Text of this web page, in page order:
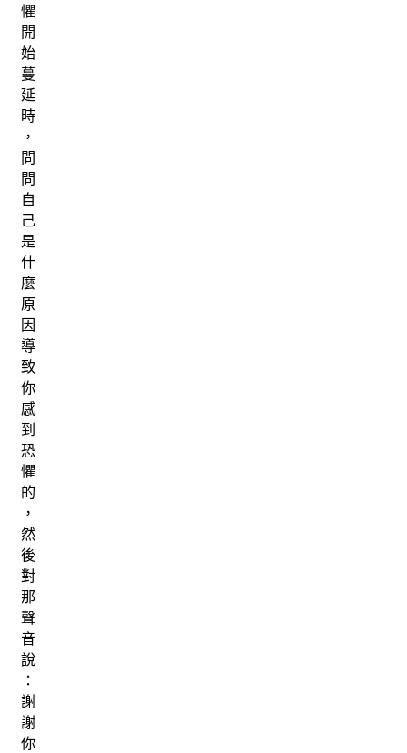
懼
開
始
蔓
延
時
，
問
問
自
己
是
什
麼
原
因
導
致
你
感
到
恐
懼
的
，
然
後
對
那
聲
音
說
：
謝
謝
你